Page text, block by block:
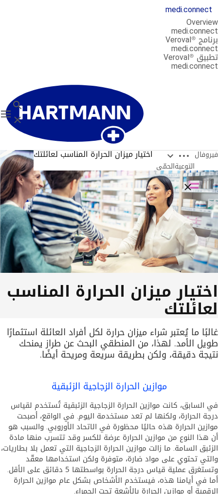
medi.connect
Overview
medi.connect
برنامج Veroval®
medi.connect
تطبيق Veroval®
medi.connect
بحث
إغلاق
فيروفال Open breadcrumbs
Close breadcrumbs
التوعيةالحمّى
اختيار ميزان الحرارة المناسب لعائلتك
اختيار ميزان الحرارة المناسب
لعائلتك
غالبًا ما يُعتبر شراء ميزان حرارة لكل أفراد العائلة استثمارًا
طويل الأمد. لهذا، من المنطقي البحث عن طراز يمنحك
نتيجة دقيقة، ولكن بطريقة سريعة ومريحة أيضًا.
موازين الحرارة الزجاجية الزئبقية
في السابق، كانت موازين الحرارة الزجاجية الزئبقية تُستخدم لقياس
درجة الحرارة، ولكنها لم تعد مستخدمة اليوم. في الواقع، أصبحت
موازين الحرارة هذه حاليًا محظورة في الاتحاد الأوروبي. والسبب هو
أن هذا النوع من موازين الحرارة عرضة للكسر وقد تتسرب منها مادة
الزئبق السامة. ما زالت موازين الحرارة الزجاجية التي تعمل بلا بطاريات،
والتي تحتوي على مواد ضارة، متوفرة ولكن استخدامها معقّد
وتستغرق عملية قياس درجة الحرارة بواسطتها 5 دقائق على الأقل.
أما في أيامنا هذه، فيستخدم الأشخاص بشكل عام موازين الحرارة
الرقمية أو موازين الحرارة بالأشعة تحت الحمراء.